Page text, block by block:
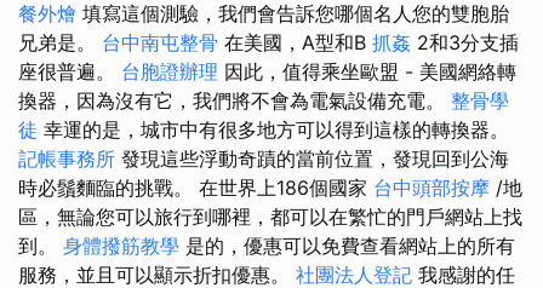
餐外燴 填寫這個測驗，我們會告訴您哪個名人您的雙胞胎
兄弟是。 台中南屯整骨 在美國，A型和B 抓姦 2和3分支插
座很普遍。 台胞證辦理 因此，值得乘坐歐盟 - 美國網絡轉
換器，因為沒有它，我們將不會為電氣設備充電。 整骨學
徒 幸運的是，城市中有很多地方可以得到這樣的轉換器。
記帳事務所 發現這些浮動奇蹟的當前位置，發現回到公海
時必鬚麵臨的挑戰。 在世界上186個國家 台中頭部按摩 /地
區，無論您可以旅行到哪裡，都可以在繁忙的門戶網站上找
到。 身體撥筋教學 是的，優惠可以免費查看網站上的所有
服務，並且可以顯示折扣優惠。 社團法人登記 我感謝的任